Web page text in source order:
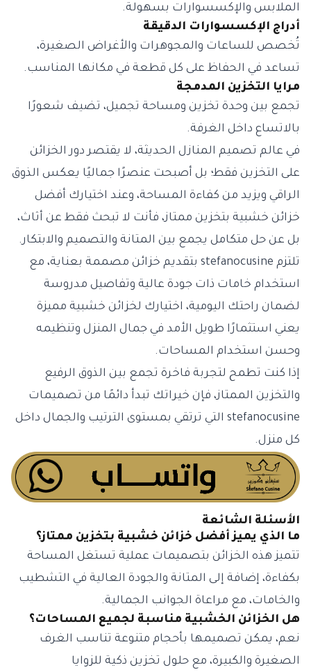
الملابس والإكسسوارات بسهولة.
أدراج الإكسسوارات الدقيقة
تُخصص للساعات والمجوهرات والأغراض الصغيرة،
تساعد في الحفاظ على كل قطعة في مكانها المناسب.
مرايا التخزين المدمجة
تجمع بين وحدة تخزين ومساحة تجميل، تضيف شعورًا
بالاتساع داخل الغرفة.
في عالم تصميم المنازل الحديثة، لا يقتصر دور الخزائن
على التخزين فقط؛ بل أصبحت عنصرًا جماليًا يعكس الذوق
الراقي ويزيد من كفاءة المساحة، وعند اختيارك أفضل
خزائن خشبية بتخزين ممتاز، فأنت لا تبحث فقط عن أثاث،
بل عن حل متكامل يجمع بين المتانة والتصميم والابتكار.
تلتزم stefanocusine بتقديم خزائن مصممة بعناية، مع
استخدام خامات ذات جودة عالية وتفاصيل مدروسة
لضمان راحتك اليومية، اختيارك لخزائن خشبية مميزة
يعني استثمارًا طويل الأمد في جمال المنزل وتنظيمه
وحسن استخدام المساحات.
إذا كنت تطمح لتجربة فاخرة تجمع بين الذوق الرفيع
والتخزين الممتاز، فإن خيراتك تبدأ دائمًا من تصميمات
stefanocusine التي ترتقي بمستوى الترتيب والجمال داخل
كل منزل.
الأسئلة الشائعة
ما الذي يميز أفضل خزائن خشبية بتخزين ممتاز؟
تتميز هذه الخزائن بتصميمات عملية تستغل المساحة
بكفاءة، إضافة إلى المتانة والجودة العالية في التشطيب
والخامات، مع مراعاة الجوانب الجمالية.
هل الخزائن الخشبية مناسبة لجميع المساحات؟
نعم، يمكن تصميمها بأحجام متنوعة تناسب الغرف
الصغيرة والكبيرة، مع حلول تخزين ذكية للزوايا